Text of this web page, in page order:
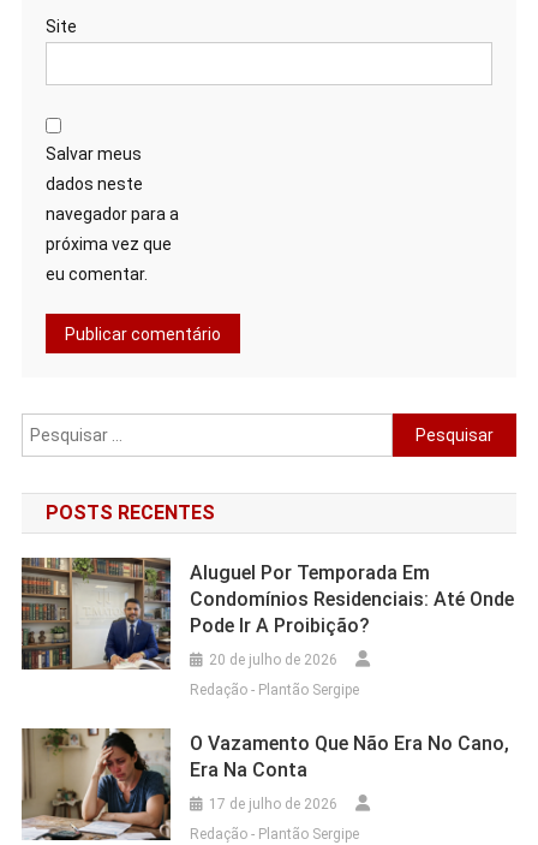
Site
Salvar meus
dados neste
navegador para a
próxima vez que
eu comentar.
Pesquisar
por:
POSTS RECENTES
Aluguel Por Temporada Em
Condomínios Residenciais: Até Onde
Pode Ir A Proibição?
20 de julho de 2026
Redação - Plantão Sergipe
O Vazamento Que Não Era No Cano,
Era Na Conta
17 de julho de 2026
Redação - Plantão Sergipe